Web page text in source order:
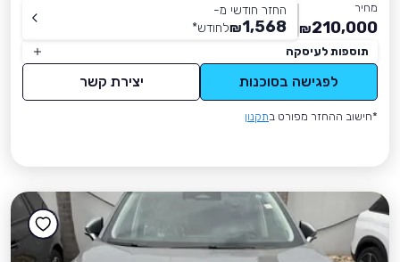
מחיר
210,000
₪
החזר חודשי מ-
1,568
₪לחודש*
תוספות לעיסקה
לפגישה בסוכנות יצירת קשר
*חישוב ההחזר מפורט בתקנון